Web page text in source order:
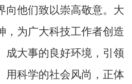
向他们致以崇高敬意。大
，为广大科技工作者创造
成大事的良好环境，引领
用科学的社会风尚，正体